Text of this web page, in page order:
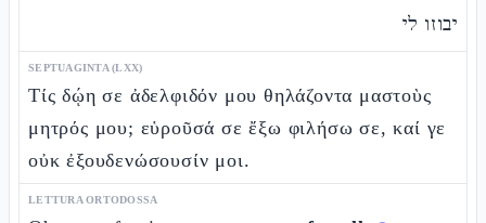
יבוזו לי
SEPTUAGINTA (LXX)
Τίς δῴη σε ἀδελφιδόν μου θηλάζοντα μαστοὺς
μητρός μου; εὑροῦσά σε ἔξω φιλήσω σε, καί γε
οὐκ ἐξουδενώσουσίν μοι.
LETTURA ORTODOSSA